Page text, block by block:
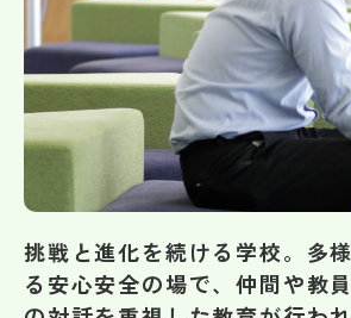
学校からのお知らせ
学校HP最新情報
NettyLandかわら版
その他
挑戦と進化を続ける学校。多
る安心安全の場で、仲間や教